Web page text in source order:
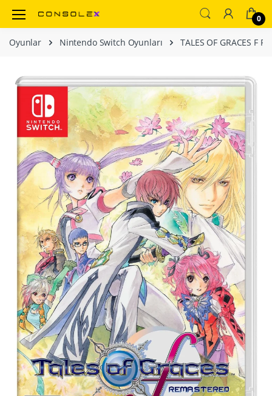
0
Oyunlar Nintendo Switch Oyunları TALES OF GRACES F